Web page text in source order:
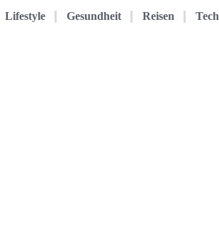
Lifestyle Gesundheit Reisen Tech